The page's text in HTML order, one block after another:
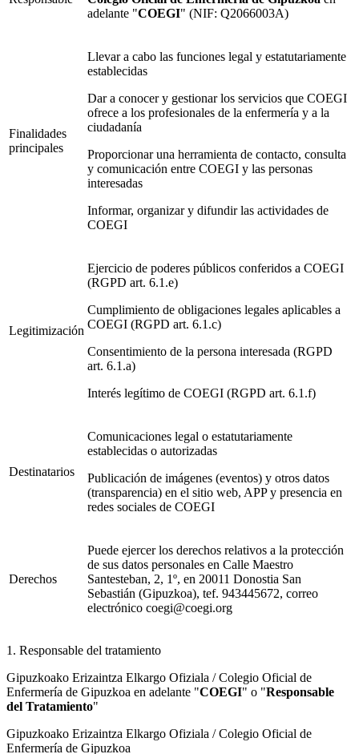
adelante "COEGI" (NIF: Q2066003A)
Finalidades
principales
Llevar a cabo las funciones legal y estatutariamente
establecidas
Dar a conocer y gestionar los servicios que COEGI
ofrece a los profesionales de la enfermería y a la
ciudadanía
Proporcionar una herramienta de contacto, consulta
y comunicación entre COEGI y las personas
interesadas
Informar, organizar y difundir las actividades de
COEGI
Legitimización
Ejercicio de poderes públicos conferidos a COEGI
(RGPD art. 6.1.e)
Cumplimiento de obligaciones legales aplicables a
COEGI (RGPD art. 6.1.c)
Consentimiento de la persona interesada (RGPD
art. 6.1.a)
Interés legítimo de COEGI (RGPD art. 6.1.f)
Destinatarios
Comunicaciones legal o estatutariamente
establecidas o autorizadas
Publicación de imágenes (eventos) y otros datos
(transparencia) en el sitio web, APP y presencia en
redes sociales de COEGI
Derechos
Puede ejercer los derechos relativos a la protección
de sus datos personales en Calle Maestro
Santesteban, 2, 1º, en 20011 Donostia San
Sebastián (Gipuzkoa), tef. 943445672, correo
electrónico coegi@coegi.org
1. Responsable del tratamiento
Gipuzkoako Erizaintza Elkargo Ofiziala / Colegio Oficial de
Enfermería de Gipuzkoa en adelante "COEGI" o "Responsable
del Tratamiento"
Gipuzkoako Erizaintza Elkargo Ofiziala / Colegio Oficial de
Enfermería de Gipuzkoa